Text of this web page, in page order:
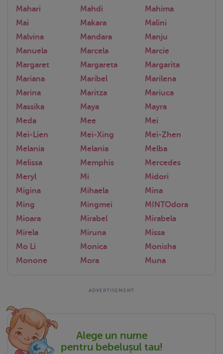
Mahari
Mahdi
Mahima
Mai
Makara
Malini
Malvina
Mandara
Manju
Manuela
Marcela
Marcie
Margaret
Margareta
Margarita
Mariana
Maribel
Marilena
Marina
Maritza
Mariuca
Massika
Maya
Mayra
Meda
Mee
Mei
Mei-Lien
Mei-Xing
Mei-Zhen
Melania
Melania
Melba
Melissa
Memphis
Mercedes
Meryl
Mi
Midori
Migina
Mihaela
Mina
Ming
Mingmei
MINTOdora
Mioara
Mirabel
Mirabela
Mirela
Miruna
Missa
Mo Li
Monica
Monisha
Monone
Mora Muna
Alege un nume
pentru bebelușul tau!